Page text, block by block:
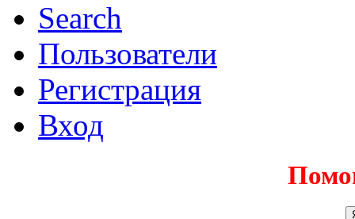
Search
Пользователи
Регистрация
Вход